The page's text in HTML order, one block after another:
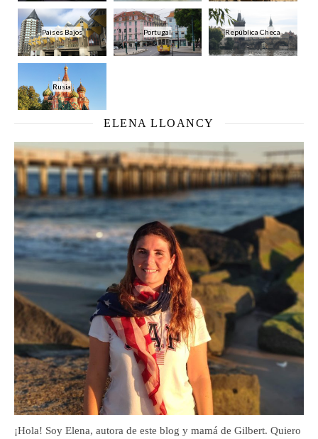
Paises Bajos Portugal República Checa
Rusia
ELENA LLOANCY
¡Hola! Soy Elena, autora de este blog y mamá de Gilbert. Quiero